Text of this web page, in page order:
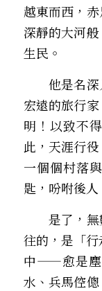
越東而西，
深靜的大河
生民。
他是名深
宏遠的旅行
明！以致不
此，天涯行
一個個村落
匙，吩咐後人
是了，無
往的，是「行
中——愈是塵
水、兵馬倥